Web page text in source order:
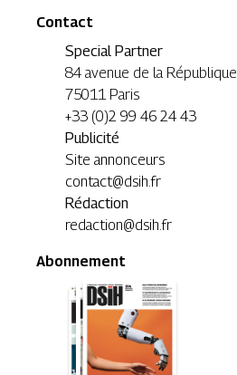
Contact
Special Partner
84 avenue de la République
75011 Paris
+33 (0)2 99 46 24 43
Publicité
Site annonceurs
contact@dsih.fr
Rédaction
redaction@dsih.fr
Abonnement